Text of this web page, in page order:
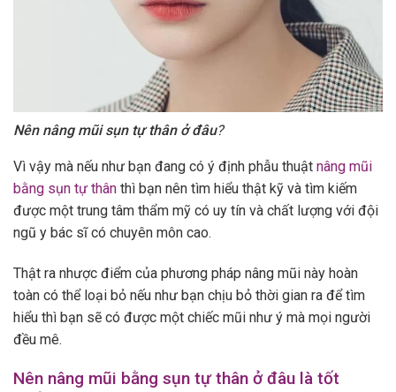
Nên nâng mũi sụn tự thân ở đâu?
Vì vậy mà nếu như bạn đang có ý định phẫu thuật nâng mũi
bằng sụn tự thân thì bạn nên tìm hiểu thật kỹ và tìm kiếm
được một trung tâm thẩm mỹ có uy tín và chất lượng với đội
ngũ y bác sĩ có chuyên môn cao.
Thật ra nhược điểm của phương pháp nâng mũi này hoàn
toàn có thể loại bỏ nếu như bạn chịu bỏ thời gian ra để tìm
hiểu thì bạn sẽ có được một chiếc mũi như ý mà mọi người
đều mê.
Nên nâng mũi bằng sụn tự thân ở đâu là tốt